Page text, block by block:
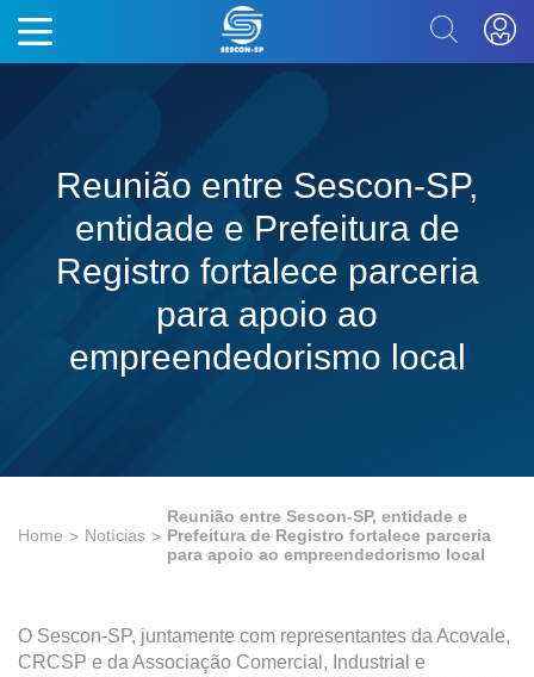
Reunião entre Sescon-SP,
entidade e Prefeitura de
Registro fortalece parceria
para apoio ao
empreendedorismo local
Home Notícias
Reunião entre Sescon-SP, entidade e
Prefeitura de Registro fortalece parceria
para apoio ao empreendedorismo local
O Sescon-SP, juntamente com representantes da Acovale,
CRCSP e da Associação Comercial, Industrial e